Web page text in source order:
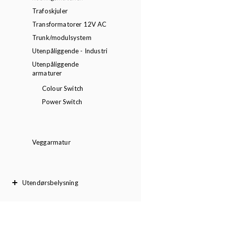
Trafoskjuler
Transformatorer 12V AC
Trunk/modulsystem
Utenpåliggende - Industri
Utenpåliggende
armaturer
Colour Switch
Power Switch
Veggarmatur
Utendørsbelysning